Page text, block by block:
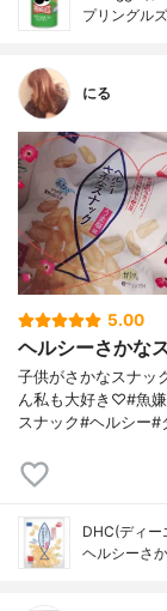
プリングルズ
にる
5.00
ヘルシーさかな
子供がさかなスナッ
ん私も大好き♡#魚
スナック#ヘルシー
DHC(ディー
ヘルシーさ